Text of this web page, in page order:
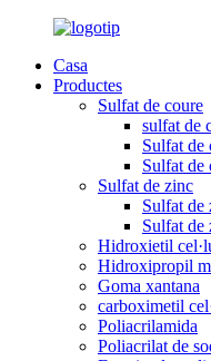
Casa
Productes
Sulfat de coure
sulfat de
Sulfat de
Sulfat de
Sulfat de zinc
Sulfat de
Sulfat de
Hidroxietil
Hidroxipropil
Goma xantana
carboximetil
Poliacrilamida
Poliacrilat de